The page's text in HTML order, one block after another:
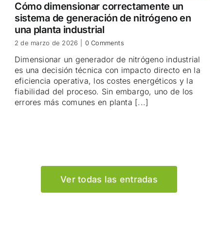
Cómo dimensionar correctamente un
sistema de generación de nitrógeno en
una planta industrial
2 de marzo de 2026 0 Comments
Dimensionar un generador de nitrógeno industrial
es una decisión técnica con impacto directo en la
eficiencia operativa, los costes energéticos y la
fiabilidad del proceso. Sin embargo, uno de los
errores más comunes en planta [...]
Ver todas las entradas